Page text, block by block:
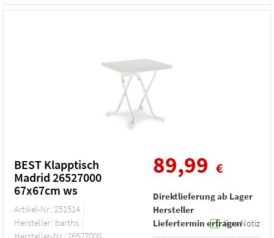
BEST Klapptisch
Madrid 26527000
67x67cm ws
Artikel-Nr.: 251514
Hersteller: barths
Hersteller-Nr.: 26527000
89,99 €
Direktlieferung ab Lager
Hersteller
Liefertermin erfragenIhre Notiz